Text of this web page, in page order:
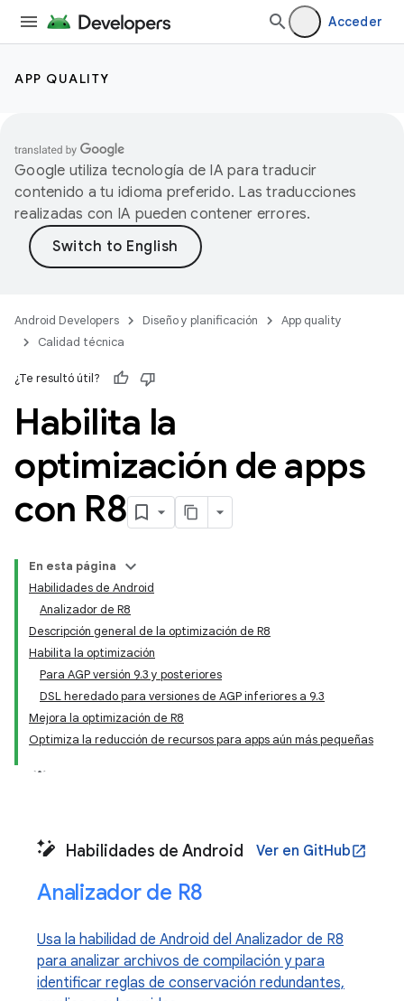
Acceder
APP QUALITY
Google utiliza tecnología de IA para traducir
contenido a tu idioma preferido. Las traducciones
realizadas con IA pueden contener errores.
Android Developers Diseño y planificación
App quality
Calidad técnica
¿Te resultó útil?
Habilita la
optimización de apps
con R8
En esta página
Habilidades de Android
Analizador de R8
Descripción general de la optimización de R8
Habilita la optimización
Para AGP versión 9.3 y posteriores
DSL heredado para versiones de AGP inferiores a 9.3
Mejora la optimización de R8
Optimiza la reducción de recursos para apps aún más pequeñas
Habilidades de Android Ver en GitHubopen_in_new
Analizador de R8
Usa la habilidad de Android del Analizador de R8
para analizar archivos de compilación y para
identificar reglas de conservación redundantes,